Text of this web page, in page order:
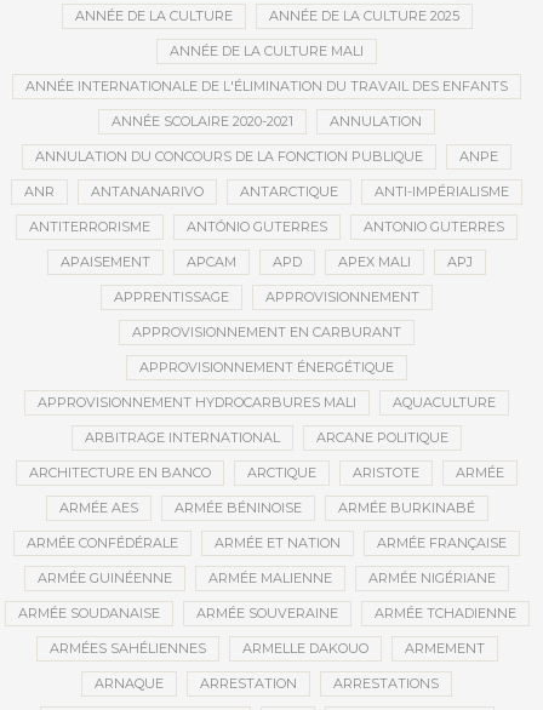
ANNÉE DE LA CULTURE ANNÉE DE LA CULTURE 2025
ANNÉE DE LA CULTURE MALI
ANNÉE INTERNATIONALE DE L'ÉLIMINATION DU TRAVAIL DES ENFANTS
ANNÉE SCOLAIRE 2020-2021 ANNULATION
ANNULATION DU CONCOURS DE LA FONCTION PUBLIQUE ANPE
ANR ANTANANARIVO ANTARCTIQUE ANTI-IMPÉRIALISME
ANTITERRORISME ANTÓNIO GUTERRES ANTONIO GUTERRES
APAISEMENT APCAM APD APEX MALI APJ
APPRENTISSAGE APPROVISIONNEMENT
APPROVISIONNEMENT EN CARBURANT
APPROVISIONNEMENT ÉNERGÉTIQUE
APPROVISIONNEMENT HYDROCARBURES MALI AQUACULTURE
ARBITRAGE INTERNATIONAL ARCANE POLITIQUE
ARCHITECTURE EN BANCO ARCTIQUE ARISTOTE ARMÉE
ARMÉE AES ARMÉE BÉNINOISE ARMÉE BURKINABÉ
ARMÉE CONFÉDÉRALE ARMÉE ET NATION ARMÉE FRANÇAISE
ARMÉE GUINÉENNE ARMÉE MALIENNE ARMÉE NIGÉRIANE
ARMÉE SOUDANAISE ARMÉE SOUVERAINE ARMÉE TCHADIENNE
ARMÉES SAHÉLIENNES ARMELLE DAKOUO ARMEMENT
ARNAQUE ARRESTATION ARRESTATIONS